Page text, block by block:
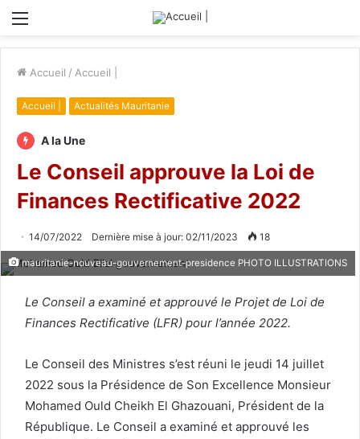
Menu
Accueil / Accueil |
Accueil | Actualités Mauritanie
A la Une
Le Conseil approuve la Loi de
Finances Rectificative 2022
14/07/2022 Dernière mise à jour: 02/11/2023 18
mauritanie-nouveau-gouvernement-presidence PHOTO ILLUSTRATIONS
Le Conseil a examiné et approuvé le Projet de Loi de
Finances Rectificative (LFR) pour l’année 2022.
Le Conseil des Ministres s’est réuni le jeudi 14 juillet
2022 sous la Présidence de Son Excellence Monsieur
Mohamed Ould Cheikh El Ghazouani, Président de la
République. Le Conseil a examiné et approuvé les